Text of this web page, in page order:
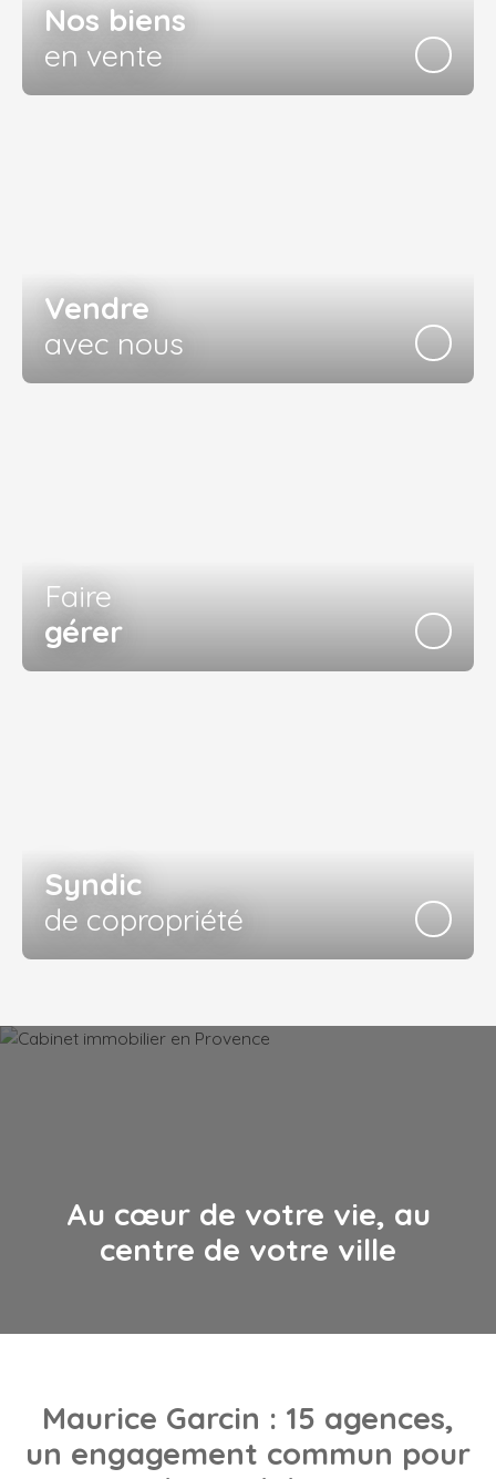
Nos biens
en vente
Vendre
avec nous
Faire
gérer
Syndic
de copropriété
Au cœur de votre vie, au
centre de votre ville
Maurice Garcin : 15 agences,
un engagement commun pour